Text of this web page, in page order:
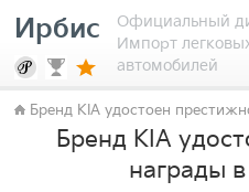
Ирбис
Официальный
Импорт
автомобилей
Бренд KIA удостоен
Бренд KIA
награды